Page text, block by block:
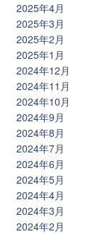
2025年4月
2025年3月
2025年2月
2025年1月
2024年12月
2024年11月
2024年10月
2024年9月
2024年8月
2024年7月
2024年6月
2024年5月
2024年4月
2024年3月
2024年2月